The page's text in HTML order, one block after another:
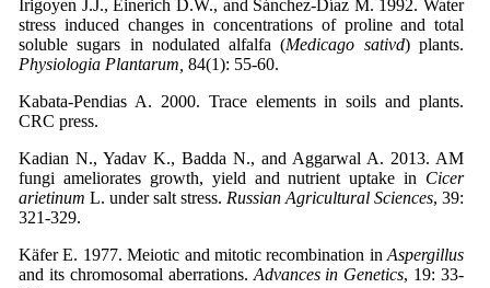
Irigoyen J.J., Einerich D.W., and Sánchez‐Díaz M. 1992. Water
stress induced changes in concentrations of proline and total
soluble sugars in nodulated alfalfa (Medicago sativd) plants.
Physiologia Plantarum,
Kabata-Pendias A. 2000. Trace elements in soils and plants.
Kadian N., Yadav K., Badda N., and Aggarwal A. 2013. AM
fungi ameliorates growth, yield and nutrient uptake in Cicer
arietinum L. under salt stress. Russian Agricultural Sciences, 39:
321-329.
Käfer E. 1977. Meiotic and mitotic recombination in Aspergillus
and its chromosomal aberrations. Advances in Genetics, 19: 33-